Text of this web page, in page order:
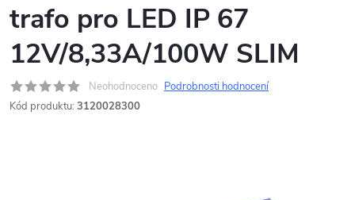
trafo pro LED IP 67
12V/8,33A/100W SLIM
Neohodnoceno Podrobnosti hodnocení
Kód produktu: 3120028300